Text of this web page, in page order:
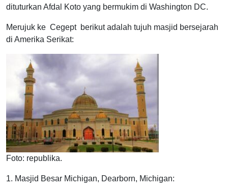
dituturkan Afdal Koto yang bermukim di Washington DC.
Merujuk ke Cegept berikut adalah tujuh masjid bersejarah
di Amerika Serikat:
Foto: republika.
1. Masjid Besar Michigan, Dearborn, Michigan: